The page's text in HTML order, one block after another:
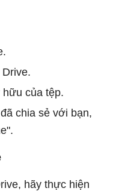
của tệp.
chia sẻ với bạn,
hãy thực hiện